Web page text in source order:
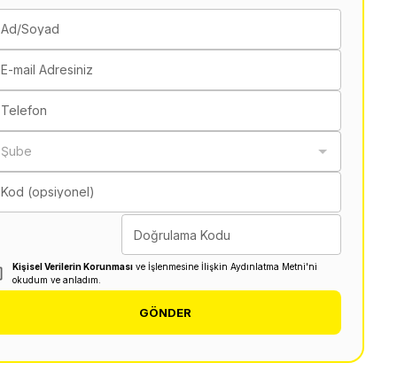
Ad/Soyad
E-mail Adresiniz
Telefon
Şube
Kod (opsiyonel)
Doğrulama Kodu
Kişisel Verilerin Korunması ve İşlenmesine İlişkin Aydınlatma Metni'ni
okudum ve anladım.
GÖNDER